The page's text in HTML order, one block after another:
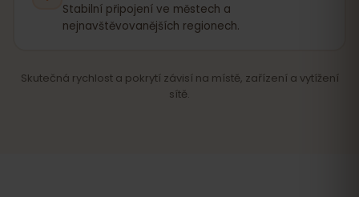
Stabilní připojení ve městech a
nejnavštěvovanějších regionech.
Skutečná rychlost a pokrytí závisí na místě, zařízení a vytížení
sítě.